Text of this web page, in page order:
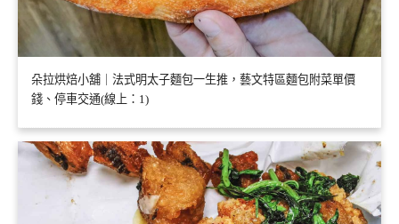
朵拉烘焙小舖｜法式明太子麵包一生推，藝文特區麵包附菜單價
錢、停車交通(線上：1)